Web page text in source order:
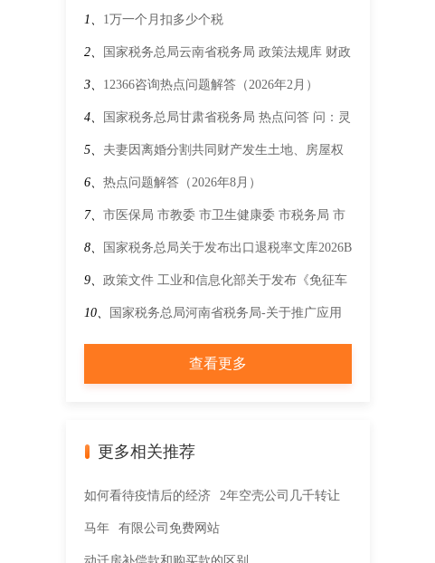
1、 1万一个月扣多少个税
2、 国家税务总局云南省税务局 政策法规库 财政
部 税务总局 工业和信息化部关于调整节能汽
车、新能源汽车车船税优惠政策的公告
3、 12366咨询热点问题解答（2026年2月）
4、 国家税务总局甘肃省税务局 热点问答 问：灵
活就业人员如何选择基本养老保险的费款属期？
5、 夫妻因离婚分割共同财产发生土地、房屋权
属变更的如何征收契税？
6、 热点问题解答（2026年8月）
7、 市医保局 市教委 市卫生健康委 市税务局 市
政府妇儿工委办公室 市妇联关于开展儿童参加
城乡居民基本医疗保险专项行动工作方案
8、 国家税务总局关于发布出口退税率文库2026B
版的通知
9、 政策文件 工业和信息化部关于发布《免征车
辆购置税的设有固定装置的非运输专用作业车辆
目录》（第十六批）的公告
10、 国家税务总局河南省税务局-关于推广应用
全面数字化电子发票的公告
查看更多
更多相关推荐
如何看待疫情后的经济 2年空壳公司几千转让
马年 有限公司免费网站